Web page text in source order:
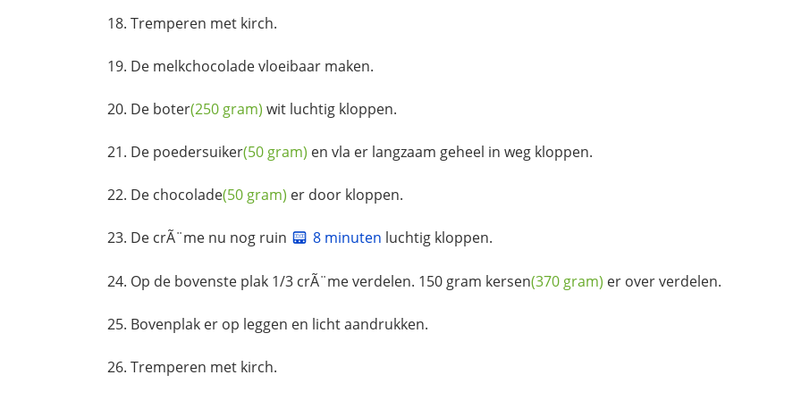
Tremperen met kirch.
De melkchocolade vloeibaar maken.
De boter(250 gram) wit luchtig kloppen.
De poedersuiker(50 gram) en vla er langzaam geheel in weg kloppen.
De chocolade(50 gram) er door kloppen.
De crÃ¨me nu nog ruin 8 minuten luchtig kloppen.
Op de bovenste plak 1/3 crÃ¨me verdelen. 150 gram kersen(370 gram) er over verdelen.
Bovenplak er op leggen en licht aandrukken.
Tremperen met kirch.